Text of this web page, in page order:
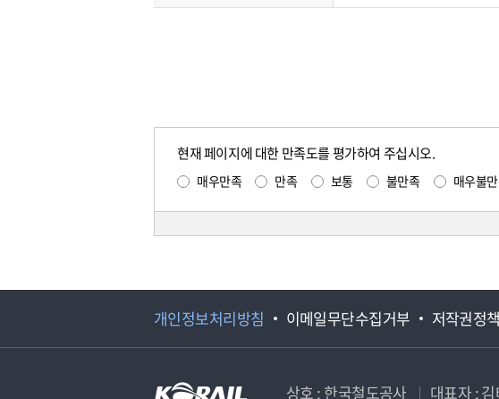
현재 페이지에 대한 만족도를 평가하여 주십시오.
매우만족 만족 보통 불만족 매우불
개인정보처리방침 이메일무단수집거부 저작권정책
상호 : 한국철도공사 대표자 :